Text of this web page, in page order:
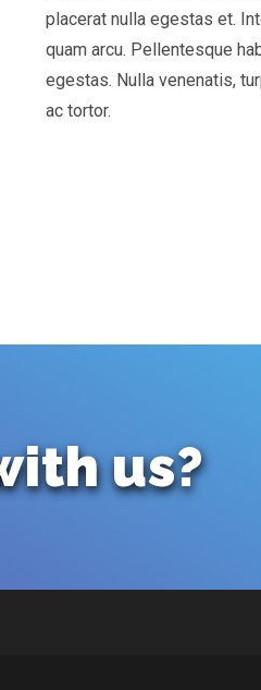
placerat nulla egestas et.
quam arcu. Pellentesque
egestas. Nulla venenatis,
ac tortor.
us?